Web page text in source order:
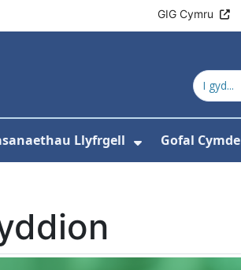
GIG Cymru
Llyfrgell
Dangos
Gofal